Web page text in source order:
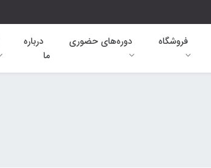
فروشگاه دوره‌های حضوری
درباره
ما